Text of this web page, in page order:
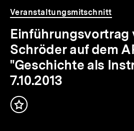
Veranstaltungsmitschnitt
Einführungsvortrag
Schröder auf dem
"Geschichte als
7.10.2013
Inhalt